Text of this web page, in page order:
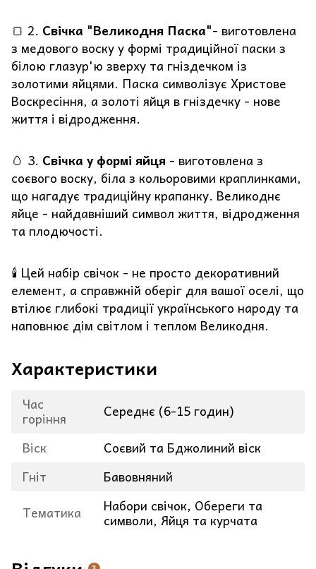
🍞 2. Свічка "Великодня Паска"- виготовлена
з медового воску у формі традиційної паски з
білою глазур'ю зверху та гніздечком із
золотими яйцями. Паска символізує Христове
Воскресіння, а золоті яйця в гніздечку - нове
життя і відродження.
🥚 3. Свічка у формі яйця - виготовлена з
соєвого воску, біла з кольоровими краплинками,
що нагадує традиційну крапанку. Великоднє
яйце - найдавніший символ життя, відродження
та плодючості.
🕯️ Цей набір свічок - не просто декоративний
елемент, а справжній оберіг для вашої оселі, що
втілює глибокі традиції українського народу та
наповнює дім світлом і теплом Великодня.
Характеристики
Час
горіння
Середнє (6-15 годин)
Віск
Соєвий та Бджолиний віск
Гніт
Бавовняний
Тематика
Набори свічок, Обереги та
символи, Яйця та курчата